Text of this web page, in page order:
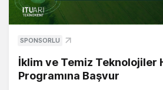
SPONSORLU
İklim ve Temiz Teknolojiler
Programına Başvur